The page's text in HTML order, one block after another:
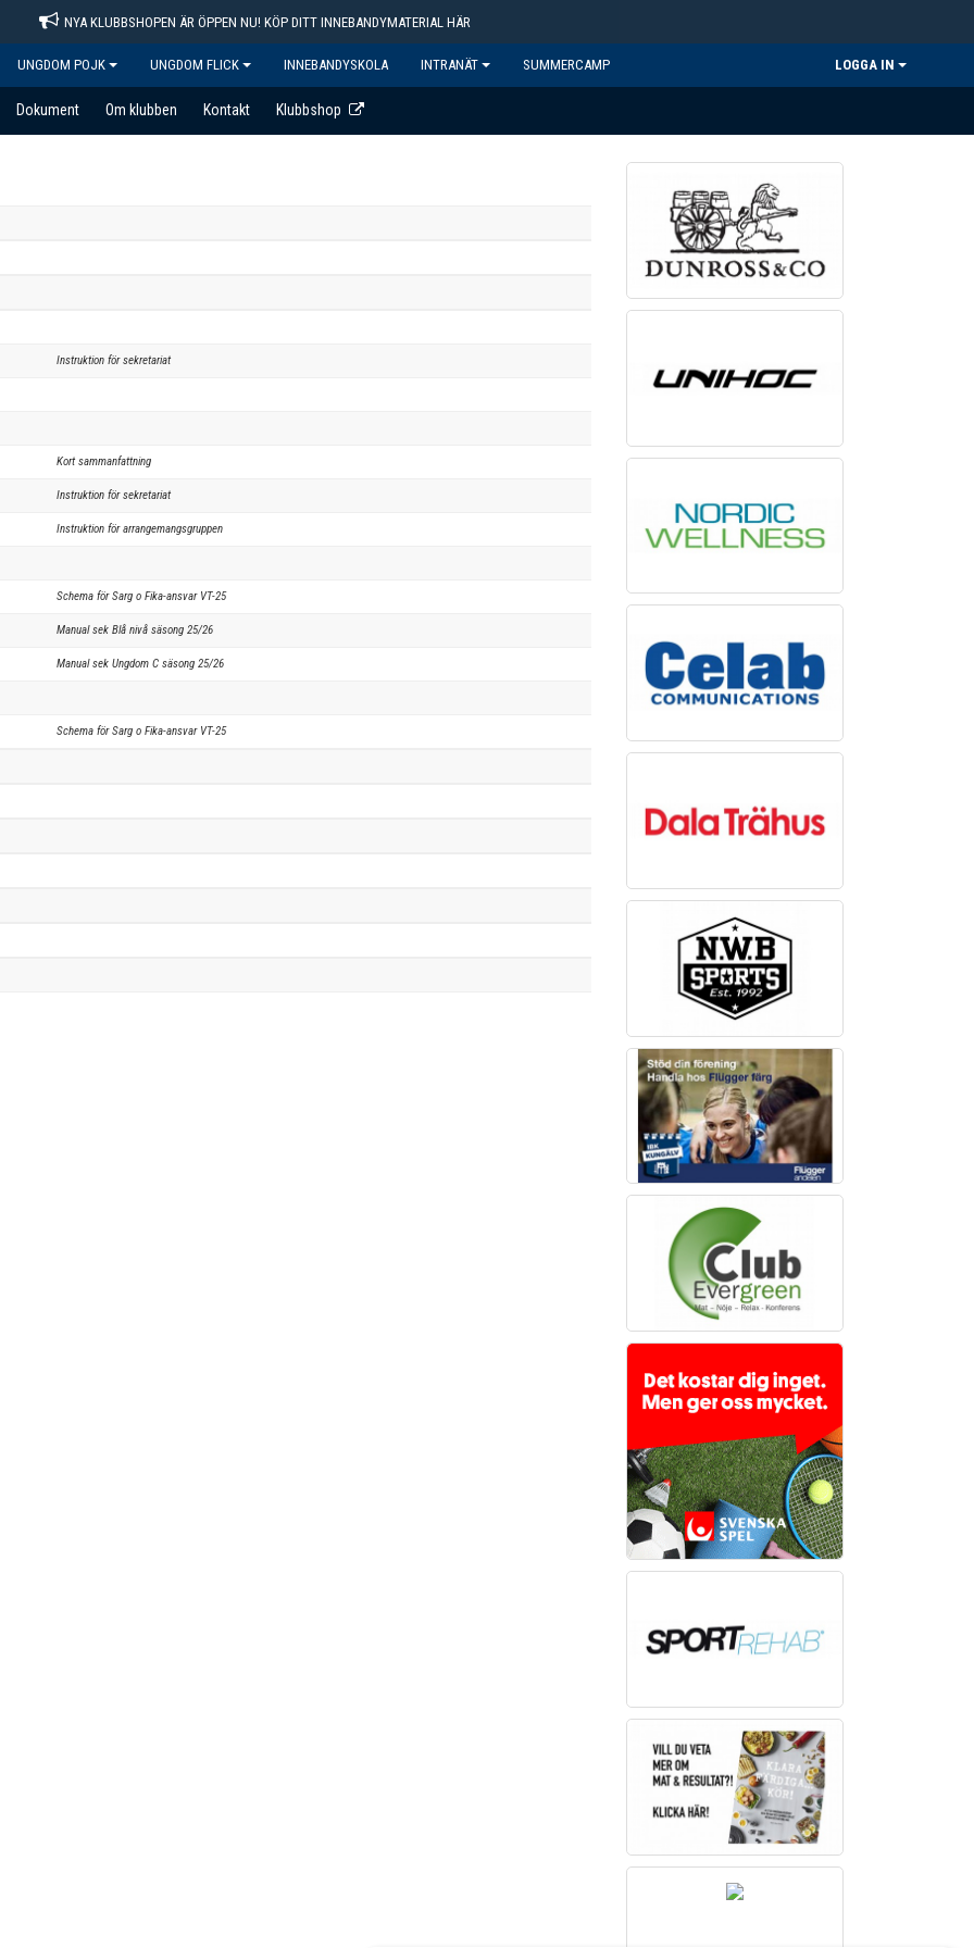
NYA KLUBBSHOPEN ÄR ÖPPEN NU! KÖP DITT INNEBANDYMATERIAL HÄR
UNGDOM POJK UNGDOM FLICK INNEBANDYSKOLA INTRANÄT SUMMERCAMP LOGGA IN
Dokument Om klubben Kontakt Klubbshop
Instruktion för sekretariat
Kort sammanfattning
Instruktion för sekretariat
Instruktion för arrangemangsgruppen
Schema för Sarg o Fika-ansvar VT-25
Manual sek Blå nivå säsong 25/26
Manual sek Ungdom C säsong 25/26
Schema för Sarg o Fika-ansvar VT-25